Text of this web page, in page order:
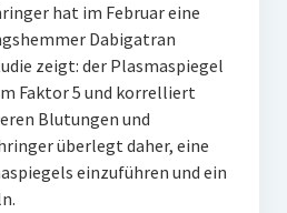
hat im Februar eine
Dabigatran
zeigt: der Plasmaspiegel
Faktor 5 und korrelliert
Blutungen und
überlegt daher, eine
einzuführen und ein